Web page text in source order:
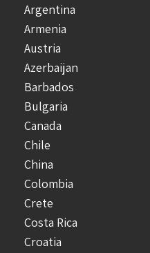
Argentina
Armenia
Austria
Azerbaijan
Barbados
Bulgaria
Canada
Chile
China
Colombia
Crete
Costa Rica
Croatia